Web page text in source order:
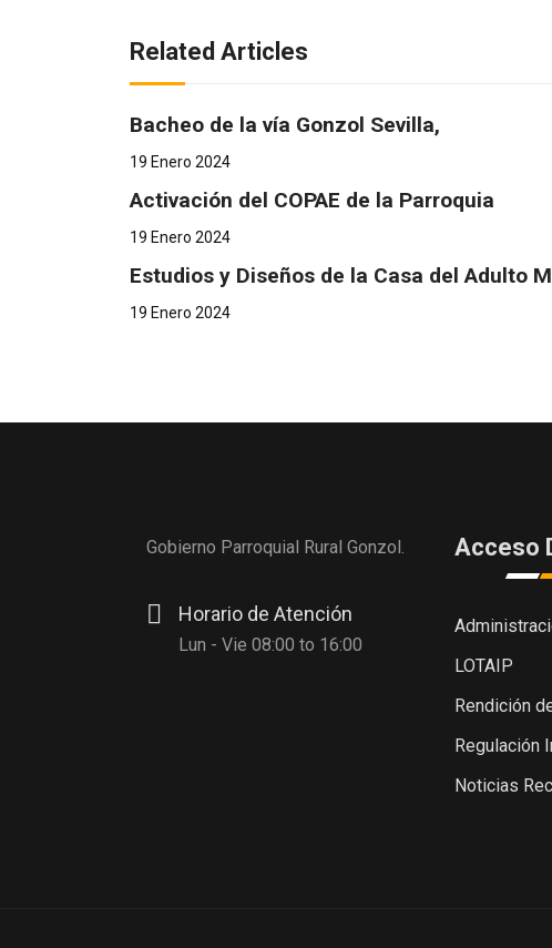
Related Articles
Bacheo de la vía Gonzol Sevilla,
19 Enero 2024
Activación del COPAE de la Parroquia
19 Enero 2024
Estudios y Diseños de la Casa del Adulto
19 Enero 2024
Gobierno Parroquial Rural Gonzol.
Horario de Atención
Lun - Vie 08:00 to 16:00
Acceso
LOTAIP
Rendición
Regulación
Noticias